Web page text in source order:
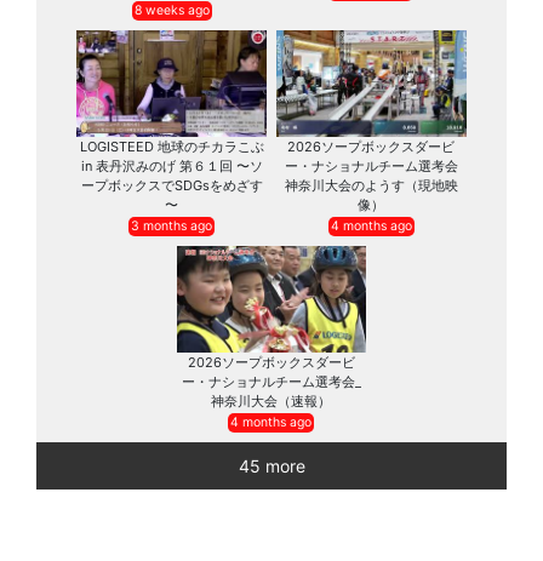
8 weeks ago
LOGISTEED 地球のチカラこぶ
in 表丹沢みのげ 第６１回 〜ソ
ープボックスでSDGsをめざす
〜
3 months ago
2026ソープボックスダービ
ー・ナショナルチーム選考会
神奈川大会のようす（現地映
像）
4 months ago
2026ソープボックスダービ
ー・ナショナルチーム選考会_
神奈川大会（速報）
4 months ago
45 more